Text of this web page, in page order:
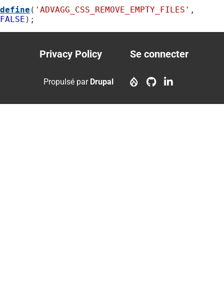
define ( 'ADVAGG_CSS_REMOVE_EMPTY_FILES'
FALSE );
Footer
menu
Privacy Policy
account
Se connecter
Propulsé par Drupal